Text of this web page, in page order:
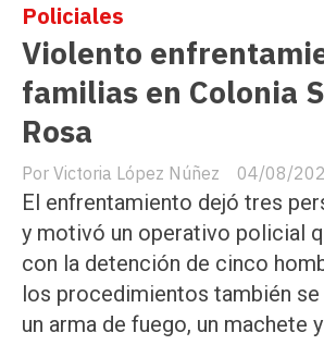
Violento
familias en Colonia
Rosa
Victoria López Núñez
Policiales
04/08/
El enfrentamiento dejó tres
y motivó un operativo policial
con la detención de cinco
los procedimientos también
un arma de fuego, un machete